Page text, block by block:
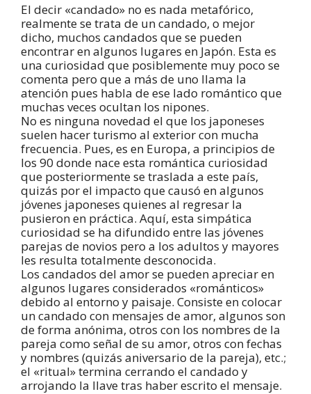
El decir «candado» no es nada metafórico,
realmente se trata de un candado, o mejor
dicho, muchos candados que se pueden
encontrar en algunos lugares en Japón. Esta es
una curiosidad que posiblemente muy poco se
comenta pero que a más de uno llama la
atención pues habla de ese lado romántico que
muchas veces ocultan los nipones.
No es ninguna novedad el que los japoneses
suelen hacer turismo al exterior con mucha
frecuencia. Pues, es en Europa, a principios de
los 90 donde nace esta romántica curiosidad
que posteriormente se traslada a este país,
quizás por el impacto que causó en algunos
jóvenes japoneses quienes al regresar la
pusieron en práctica. Aquí, esta simpática
curiosidad se ha difundido entre las jóvenes
parejas de novios pero a los adultos y mayores
les resulta totalmente desconocida.
Los candados del amor se pueden apreciar en
algunos lugares considerados «románticos»
debido al entorno y paisaje. Consiste en colocar
un candado con mensajes de amor, algunos son
de forma anónima, otros con los nombres de la
pareja como señal de su amor, otros con fechas
y nombres (quizás aniversario de la pareja), etc.;
el «ritual» termina cerrando el candado y
arrojando la llave tras haber escrito el mensaje.